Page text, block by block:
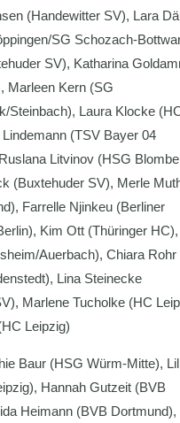
(Handewitter SV), Lara
SG Schozach-
SV), Katharina
Marleen Kern (SG
Steinbach), Laura Klocke
(TSV Bayer 04
Litvinov (HSG
(Buxtehuder SV), Merle
Farrelle Njinkeu (Berliner
Kim Ott (Thüringer
Auerbach), Chiara Rohr
Lina Steinecke
Marlene Tucholke (HC
Leipzig)
Baur (HSG Würm-Mitte),
Hannah Gutzeit (BVB
Heimann (BVB Dortmund),